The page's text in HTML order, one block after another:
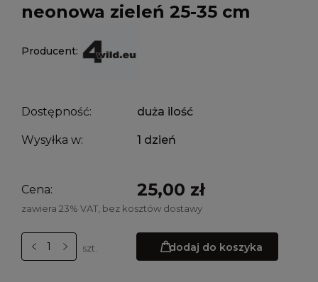
neonowa zieleń 25-35 cm
Producent:
Dostępność: duża ilość
Wysyłka w: 1 dzień
Cena: 25,00 zł
zawiera 23% VAT, bez kosztów dostawy
szt. dodaj do koszyka